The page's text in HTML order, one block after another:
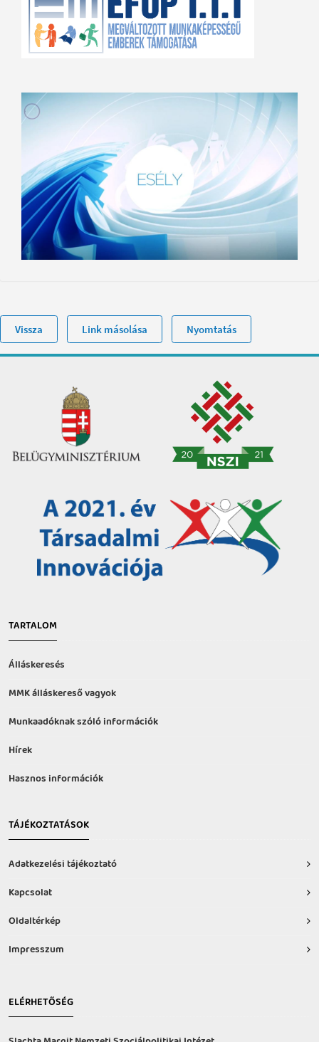
Vissza Link másolása Nyomtatás
TARTALOM
Álláskeresés
MMK álláskereső vagyok
Munkaadóknak szóló információk
Hírek
Hasznos információk
TÁJÉKOZTATÁSOK
Adatkezelési tájékoztató
Kapcsolat
Oldaltérkép
Impresszum
ELÉRHETŐSÉG